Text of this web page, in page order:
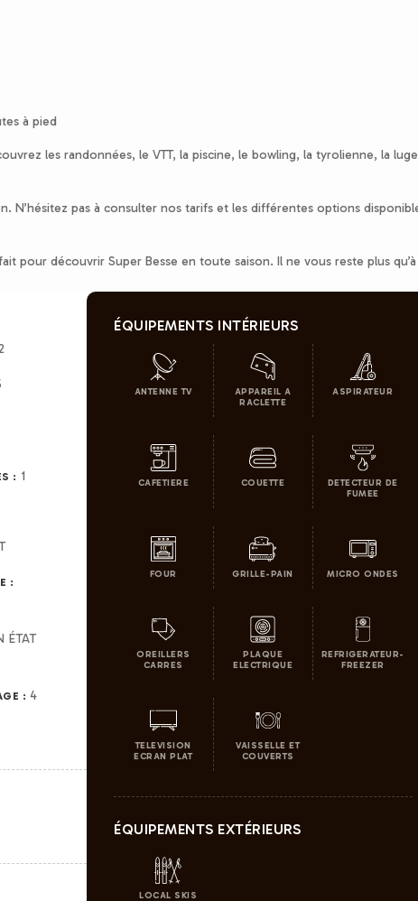
à pied
les randonnées, le VTT, la piscine, le bowling, la tyrolienne, la
pas à consulter nos tarifs et les différentes options
pour découvrir Super Besse en toute saison. Il ne vous reste plus qu’à
: 1
:
ÉTAT
:4
ÉQUIPEMENTS INTÉRIEURS
ANTENNE TV
APPAREIL A
RACLETTE
ASPIRATEUR
CAFETIERE COUETTE
DETECTEUR DE
FUMEE
FOUR GRILLE-PAIN MICRO ONDES
OREILLERS
CARRES
PLAQUE
ELECTRIQUE
REFRIGERATEUR-
FREEZER
TELEVISION
ECRAN PLAT
VAISSELLE ET
COUVERTS
ÉQUIPEMENTS EXTÉRIEURS
LOCAL SKIS